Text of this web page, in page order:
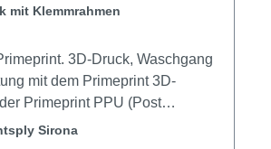
mit Klemmrahmen
Waschgang
mit dem Primeprint 3D-
Primeprint PPU (Post
Primeprint arbeitet mit
Sirona